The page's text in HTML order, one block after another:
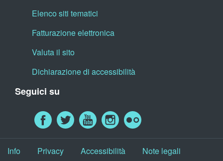
Elenco siti tematici
Fatturazione elettronica
Valuta il sito
Dichiarazione di accessibilità
Seguici su
Info Privacy Accessibilità Note legali